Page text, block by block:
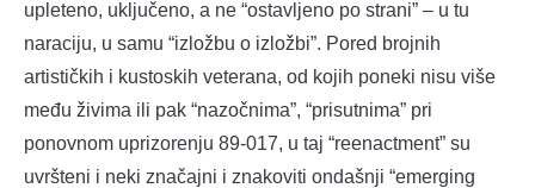
upleteno, uključeno, a ne “ostavljeno po strani” – u tu
naraciju, u samu “izložbu o izložbi”. Pored brojnih
artističkih i kustoskih veterana, od kojih poneki nisu više
među živima ili pak “nazočnima”, “prisutnima” pri
ponovnom uprizorenju 89-017, u taj “reenactment” su
uvršteni i neki značajni i znakoviti ondašnji “emerging